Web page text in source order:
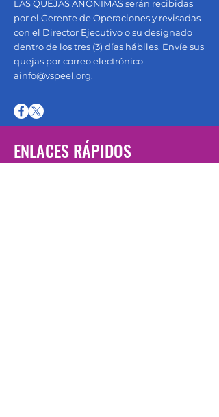
LAS QUEJAS ANÓNIMAS serán recibidas
por el Gerente de Operaciones y revisadas
con el Director Ejecutivo o su designado
dentro de los tres (3) días hábiles. Envíe sus
quejas por correo electrónico
ainfo@vspeel.org.
ENLACES RÁPIDOS